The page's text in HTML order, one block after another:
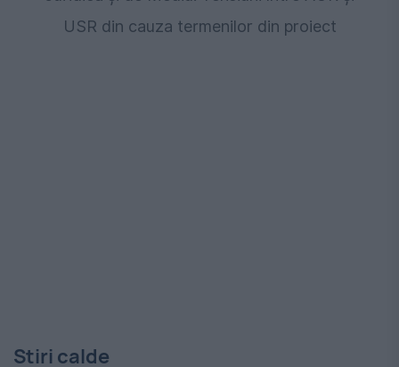
USR din cauza termenilor din proiect
Stiri calde